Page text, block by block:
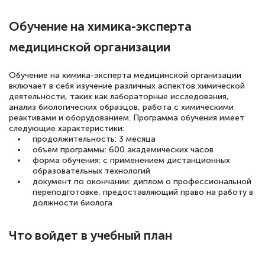
Обучение на химика-эксперта
медицинской организации
Обучение на химика-эксперта медицинской организации
включает в себя изучение различных аспектов химической
деятельности, таких как лабораторные исследования,
анализ биологических образцов, работа с химическими
реактивами и оборудованием. Программа обучения имеет
следующие характеристики:
продолжительность: 3 месяца
объем программы: 600 академических часов
форма обучения: с применением дистанционных
образовательных технологий
документ по окончании: диплом о профессиональной
переподготовке, предоставляющий право на работу в
должности биолога
Что войдет в учебный план